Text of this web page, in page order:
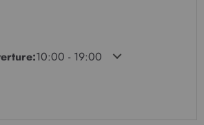
10:00 - 19:00